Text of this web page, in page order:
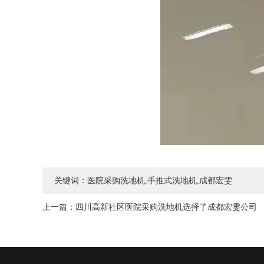
关键词：医院采购洗地机,手推式洗地机,成都宏雯
上一篇： 四川高新社区医院采购洗地机选择了成都宏雯公司